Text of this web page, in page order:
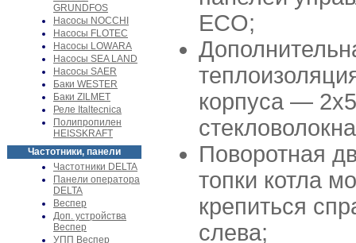
GRUNDFOS
Насосы NOCCHI
Насосы FLOTEC
Насосы LOWARA
Насосы SEA LAND
Насосы SAER
Баки WESTER
Баки ZILMET
Реле Italtecnica
Полипропилен
HEISSKRAFT
Частотники, панели
Частотники DELTA
Панели оператора
DELTA
Веспер
Доп. устройства
Веспер
УПП Веспер
ECO;
корпуса —
Поворотная
топки котла
крепиться
слева;